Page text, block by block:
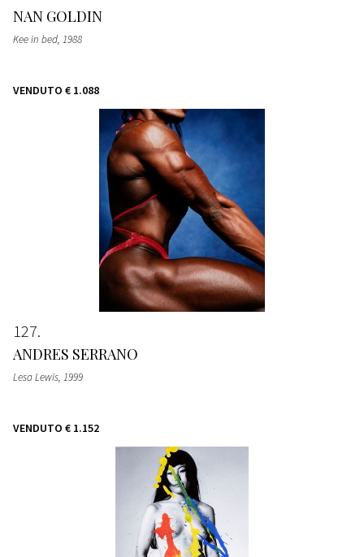
NAN GOLDIN
Kee in bed, 1988
VENDUTO € 1.088
127
ANDRES SERRANO
Lesa Lewis, 1999
VENDUTO € 1.152